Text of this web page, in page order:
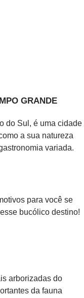
GRANDE
do Sul, é uma cidade
a sua natureza
variada.
para você se
bucólico destino!
arborizadas do
da fauna